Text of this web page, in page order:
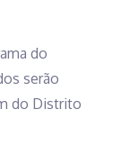
do
serão
do Distrito